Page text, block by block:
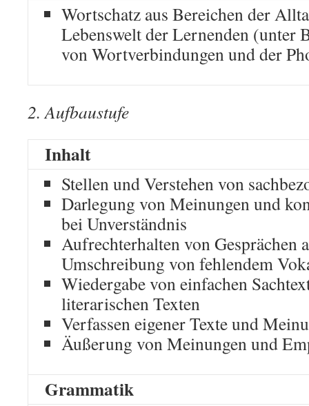
Wortschatz aus Bereichen der
Lebenswelt der Lernenden (unter
von Wortverbindungen und der
2. Aufbaustufe
Inhalt
Stellen und Verstehen von
Darlegung von Meinungen und
bei Unverständnis
Aufrechterhalten von Gesprächen
Umschreibung von fehlendem
Wiedergabe von einfachen
literarischen Texten
Verfassen eigener Texte und
Äußerung von Meinungen und
Grammatik